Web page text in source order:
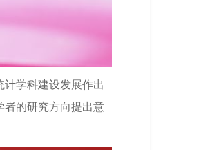
学科建设发展作出
者的研究方向提出意